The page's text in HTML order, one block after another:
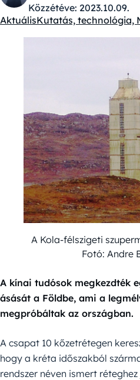
Közzétéve: 2023.10.09.
Kategóriák:
AktuálisKutatás, technológia,
A Kola-félszigeti
Fotó: Andre
A kínai tudósok megkezdték
ásását a Földbe, ami a
megpróbáltak az országban.
A csapat 10 kőzetrétegen
hogy a kréta időszakból
rendszer néven ismert